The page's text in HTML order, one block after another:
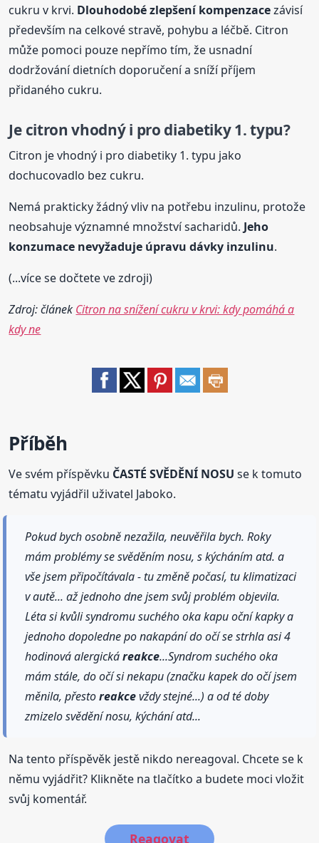
cukru v krvi. Dlouhodobé zlepšení kompenzacezávisí
především na celkové stravě, pohybu a léčbě. Citron
může pomoci pouze nepřímo tím, že usnadní
dodržování dietních doporučení a sníží příjem
přidaného cukru.
Je citron vhodný i pro diabetiky 1. typu?
Citron je vhodný i pro diabetiky 1. typu jako
dochucovadlo bez cukru.
Nemá prakticky žádný vliv na potřebu inzulinu, protože
neobsahuje významné množství sacharidů.Jeho
konzumace nevyžaduje úpravu dávky inzulinu.
(...více se dočtete ve zdroji)
Zdroj: článek Citron na snížení cukru v krvi: kdy pomáhá a
kdy ne
Příběh
Ve svém příspěvku ČASTÉ SVĚDĚNÍ NOSU se k tomuto
tématu vyjádřil uživatel Jaboko.
Pokud bych osobně nezažila, neuvěřila bych. Roky
mám problémy se svěděním nosu, s kýcháním atd. a
vše jsem připočítávala - tu změně počasí, tu klimatizaci
v autě... až jednoho dne jsem svůj problém objevila.
Léta si kvůli syndromu suchého oka kapu oční kapky a
jednoho dopoledne po nakapání do očí se strhla asi 4
hodinová alergickáreakce...Syndrom suchého oka
mám stále, do očí si nekapu (značku kapek do očí jsem
měnila, přestoreakcevždy stejné...) a od té doby
zmizelo svědění nosu, kýchání atd...
Na tento příspěvěk jestě nikdo nereagoval. Chcete se k
němu vyjádřit? Klikněte na tlačítko a budete moci vložit
svůj komentář.
Reagovat